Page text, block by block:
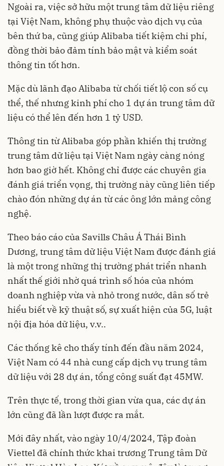
Ngoài ra, việc sở hữu một trung tâm dữ liệu riêng
tại Việt Nam, không phụ thuộc vào dịch vụ của
bên thứ ba, cũng giúp Alibaba tiết kiệm chi phí,
đồng thời bảo đảm tính bảo mật và kiểm soát
thông tin tốt hơn.
Mặc dù lãnh đạo Alibaba từ chối tiết lộ con số cụ
thể, thế nhưng kinh phí cho 1 dự án trung tâm dữ
liệu có thể lên đến hơn 1 tỷ USD.
Thông tin từ Alibaba góp phần khiến thị trường
trung tâm dữ liệu tại Việt Nam ngày càng nóng
hơn bao giờ hết. Không chỉ được các chuyên gia
đánh giá triển vọng, thị trường này cũng liên tiếp
chào đón những dự án từ các ông lớn mảng công
nghệ.
Theo báo cáo của Savills Châu Á Thái Bình
Dương, trung tâm dữ liệu Việt Nam được đánh giá
là một trong những thị trường phát triển nhanh
nhất thế giới nhờ quá trình số hóa của nhóm
doanh nghiệp vừa và nhỏ trong nước, dân số trẻ
hiểu biết về kỹ thuật số, sự xuất hiện của 5G, luật
nội địa hóa dữ liệu, v.v..
Các thống kê cho thấy tính đến đầu năm 2024,
Việt Nam có 44 nhà cung cấp dịch vụ trung tâm
dữ liệu với 28 dự án, tổng công suất đạt 45MW.
Trên thực tế, trong thời gian vừa qua, các dự án
lớn cũng đã lần lượt được ra mắt.
Mới đây nhất, vào ngày 10/4/2024, Tập đoàn
Viettel đã chính thức khai trương Trung tâm Dữ